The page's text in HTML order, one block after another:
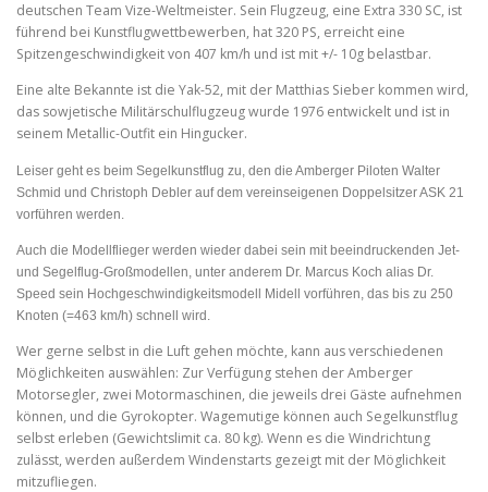
deutschen Team Vize-Weltmeister. Sein Flugzeug, eine Extra 330 SC, ist
führend bei Kunstflugwettbewerben, hat 320 PS, erreicht eine
Spitzengeschwindigkeit von 407 km/h und ist mit +/- 10g belastbar.
Eine alte Bekannte ist die Yak-52, mit der Matthias Sieber kommen wird,
das sowjetische Militärschulflugzeug wurde 1976 entwickelt und ist in
seinem Metallic-Outfit ein Hingucker.
Leiser geht es beim Segelkunstflug zu, den die Amberger Piloten Walter
Schmid und Christoph Debler auf dem vereinseigenen Doppelsitzer ASK 21
vorführen werden.
Auch die Modellflieger werden wieder dabei sein mit beeindruckenden Jet-
und Segelflug-Großmodellen, unter anderem Dr. Marcus Koch alias Dr.
Speed sein Hochgeschwindigkeitsmodell Midell vorführen, das bis zu 250
Knoten (=463 km/h) schnell wird.
Wer gerne selbst in die Luft gehen möchte, kann aus verschiedenen
Möglichkeiten auswählen: Zur Verfügung stehen der Amberger
Motorsegler, zwei Motormaschinen, die jeweils drei Gäste aufnehmen
können, und die Gyrokopter. Wagemutige können auch Segelkunstflug
selbst erleben (Gewichtslimit ca. 80 kg). Wenn es die Windrichtung
zulässt, werden außerdem Windenstarts gezeigt mit der Möglichkeit
mitzufliegen.